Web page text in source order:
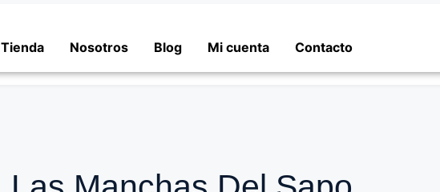
Tienda Nosotros Blog Mi cuenta Contacto